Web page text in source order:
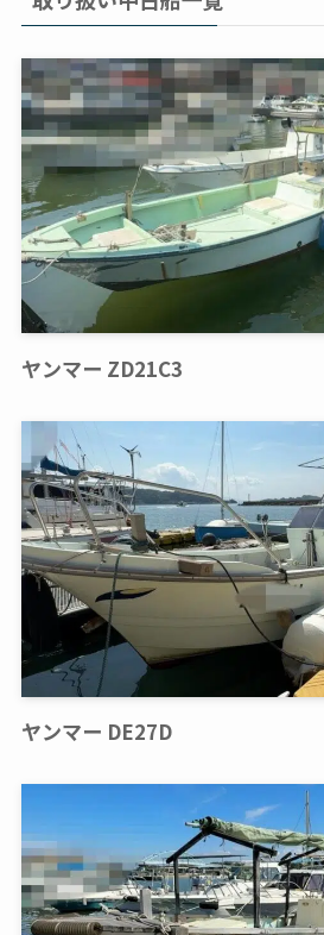
ヤンマー ZD21C3
ヤンマー DE27D